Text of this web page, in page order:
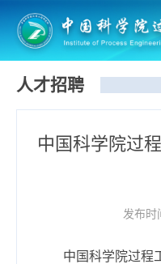
人才招聘
中国科学院过
发布
中国科学院过程